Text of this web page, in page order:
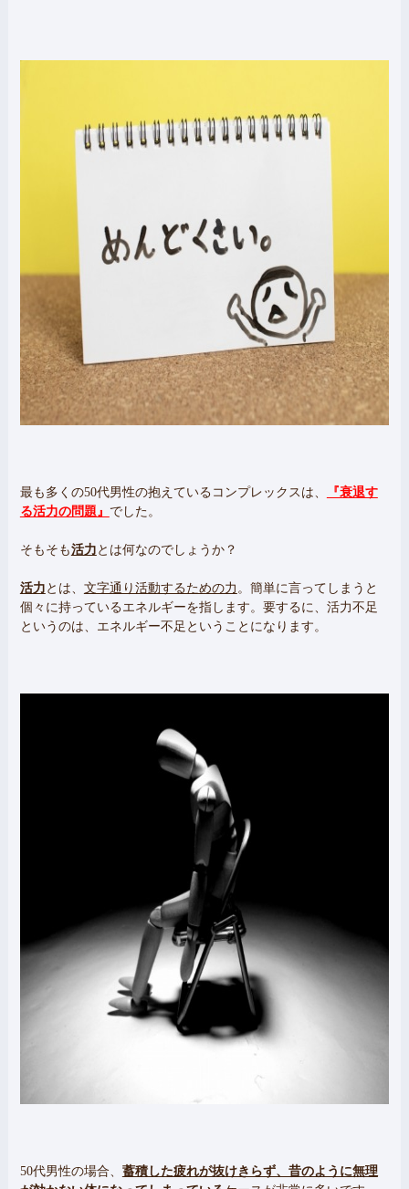
最も多くの50代男性の抱えているコンプレックスは、
『衰退す
る活力の問題』 でした。
そもそも活力 とは何なのでしょうか？
活力 とは、 文字通り活動するための力 。簡単に言ってしまうと
個々に持っているエネルギーを指します。要するに、活力不足
というのは、エネルギー不足ということになります。
50代男性の場合、 蓄積した疲れが抜けきらず、昔のように無理